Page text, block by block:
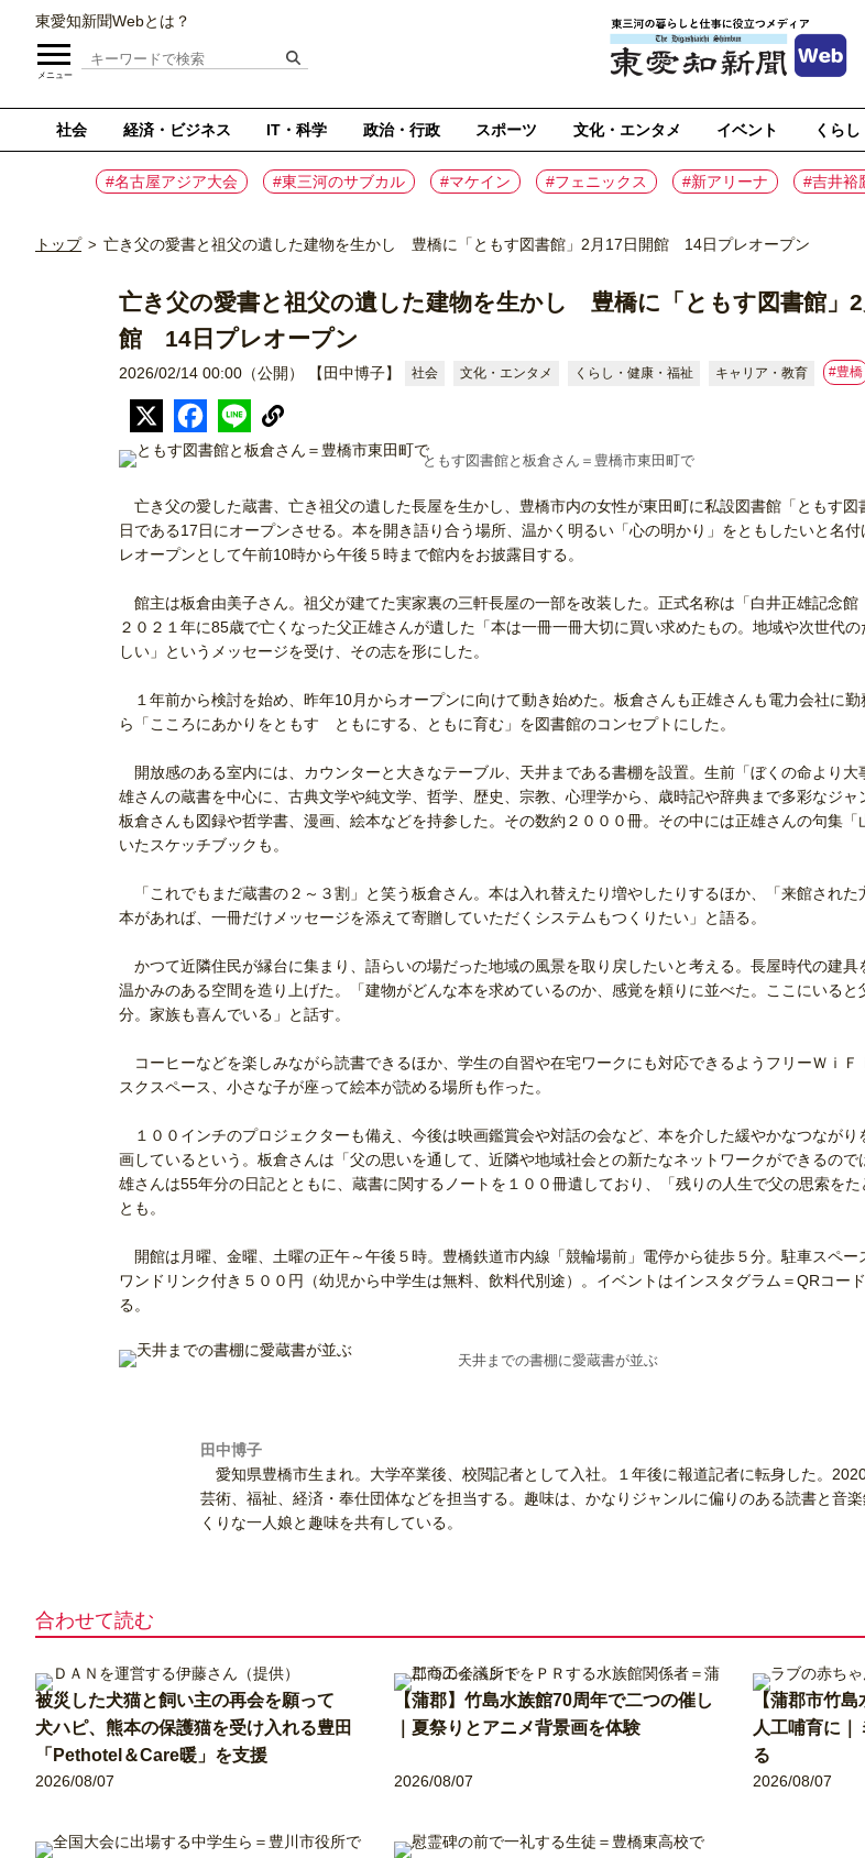
東愛知新聞Webとは？
社会 経済・ビジネス IT・科学 政治・行政 スポーツ 文化・エンタメ イベント くら
#名古屋アジア大会 #東三河のサブカル #マケイン #フェニックス #新アリーナ #吉井裕
メニュー
トップ > 亡き父の愛書と祖父の遺した建物を生かし 豊橋に「ともす図書館」2月17日開館 14日プレオープン
亡き父の愛書と祖父の遺した建物を生かし 豊橋に「ともす図書館」2
館 14日プレオープン
2026/02/14 00:00（公開） 【田中博子】 社会 文化・エンタメ くらし・健康・福祉 キャリア・教育 #豊橋
ともす図書館と板倉さん＝豊橋市東田町で
亡き父の愛した蔵書、亡き祖父の遺した長屋を生かし、豊橋市内の女性が東田町に私設図書館「ともす図
日である17日にオープンさせる。本を開き語り合う場所、温かく明るい「心の明かり」をともしたいと名
レオープンとして午前10時から午後５時まで館内をお披露目する。
館主は板倉由美子さん。祖父が建てた実家裏の三軒長屋の一部を改装した。正式名称は「白井正雄記念
２０２１年に85歳で亡くなった父正雄さんが遺した「本は一冊一冊大切に買い求めたもの。地域や次世代
しい」というメッセージを受け、その志を形にした。
１年前から検討を始め、昨年10月からオープンに向けて動き始めた。板倉さんも正雄さんも電力会社に
ら「こころにあかりをともす ともにする、ともに育む」を図書館のコンセプトにした。
開放感のある室内には、カウンターと大きなテーブル、天井まである書棚を設置。生前「ぼくの命より大
雄さんの蔵書を中心に、古典文学や純文学、哲学、歴史、宗教、心理学から、歳時記や辞典まで多彩なジャ
板倉さんも図録や哲学書、漫画、絵本などを持参した。その数約２０００冊。その中には正雄さんの句集「
いたスケッチブックも。
「これでもまだ蔵書の２～３割」と笑う板倉さん。本は入れ替えたり増やしたりするほか、「来館された
本があれば、一冊だけメッセージを添えて寄贈していただくシステムもつくりたい」と語る。
かつて近隣住民が縁台に集まり、語らいの場だった地域の風景を取り戻したいと考える。長屋時代の建具
温かみのある空間を造り上げた。「建物がどんな本を求めているのか、感覚を頼りに並べた。ここにいると
分。家族も喜んでいる」と話す。
コーヒーなどを楽しみながら読書できるほか、学生の自習や在宅ワークにも対応できるようフリーＷｉＦ
スクスペース、小さな子が座って絵本が読める場所も作った。
１００インチのプロジェクターも備え、今後は映画鑑賞会や対話の会など、本を介した緩やかなつながり
画しているという。板倉さんは「父の思いを通して、近隣や地域社会との新たなネットワークができるので
雄さんは55年分の日記とともに、蔵書に関するノートを１００冊遺しており、「残りの人生で父の思索をた
とも。
開館は月曜、金曜、土曜の正午～午後５時。豊橋鉄道市内線「競輪場前」電停から徒歩５分。駐車スペー
ワンドリンク付き５００円（幼児から中学生は無料、飲料代別途）。イベントはインスタグラム＝QRコー
る。
天井までの書棚に愛蔵書が並ぶ
田中博子
愛知県豊橋市生まれ。大学卒業後、校閲記者として入社。１年後に報道記者に転身した。2020
芸術、福祉、経済・奉仕団体などを担当する。趣味は、かなりジャンルに偏りのある読書と音
くりな一人娘と趣味を共有している。
合わせて読む
被災した犬猫と飼い主の再会を願って
犬ハピ、熊本の保護猫を受け入れる豊田
「Pethotel＆Care暖」を支援
2026/08/07
【蒲郡】竹島水族館70周年で二つの催し
｜夏祭りとアニメ背景画を体験
2026/08/07
【蒲郡市竹
人工哺育に
る
2026/08/07